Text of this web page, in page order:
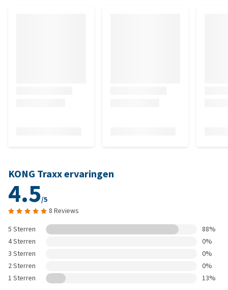
KONG Traxx ervaringen
4.5/5
8 Reviews
5 Sterren
88%
4 Sterren
0%
3 Sterren
0%
2 Sterren
0%
1 Sterren
13%